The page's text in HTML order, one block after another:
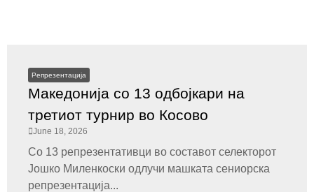
Репрезентација
Македонија со 13 одбојкари на
третиот турнир во Косово
June 18, 2026
Со 13 репрезентативци во составот селекторот
Јошко Миленкоски одлучи машката сениорска
репрезентација...